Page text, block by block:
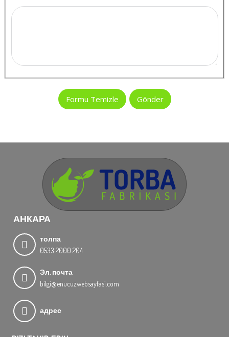
АНКАРА
толпа
0533 2000 204
Эл. почта
bilgi@enucuzwebsayfasi.com
адрес